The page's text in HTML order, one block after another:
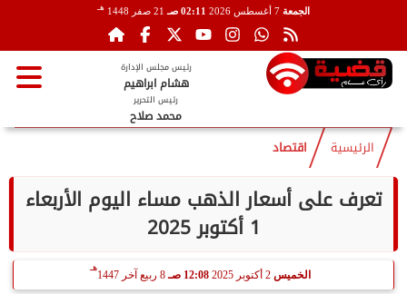
الجمعة 02:11 صـ 21 صفر 1448 هـ
رئيس مجلس الإدارة
هشام ابراهيم
رئيس التحرير
محمد صلاح
الرئيسية اقتصاد
تعرف على أسعار الذهب مساء اليوم الأربعاء
1 أكتوبر 2025
الخميس 2 أكتوبر 2025 12:08 صـ 8 ربيع آخر 1447
هـ